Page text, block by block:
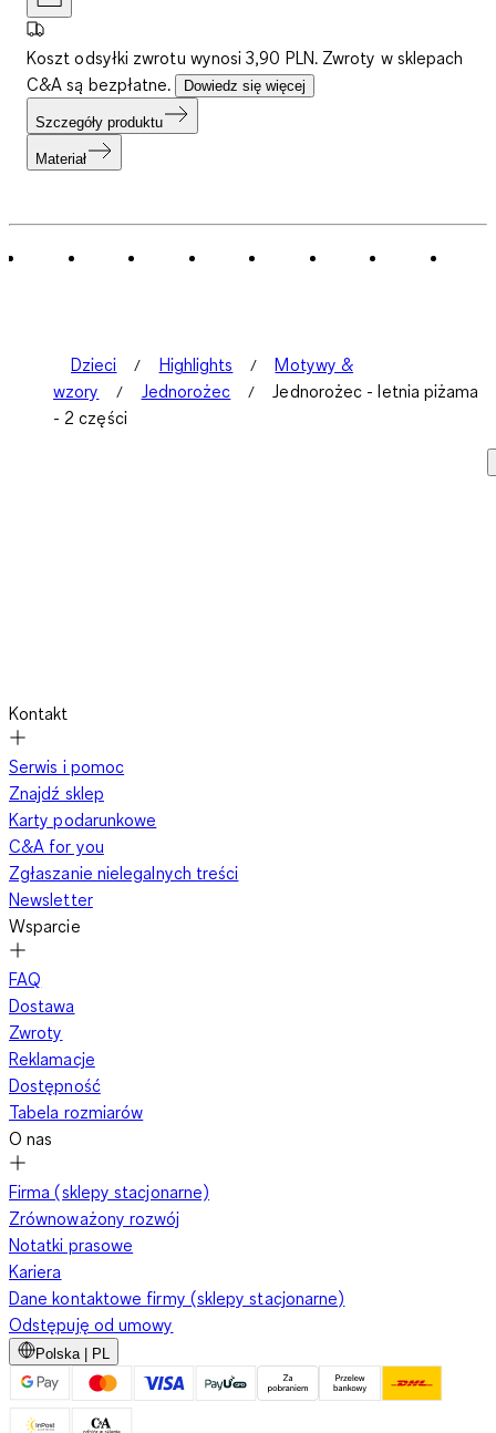
Koszt odsyłki zwrotu wynosi 3,90 PLN. Zwroty w sklepach
C&A są bezpłatne.
Dowiedz się więcej
Szczegóły produktu
Materiał
Dzieci Highlights
Motywy &
wzory
Jednorożec
Jednorożec - letnia piżama
- 2 części
Kontakt
Serwis i pomoc
Znajdź sklep
Karty podarunkowe
C&A for you
Zgłaszanie nielegalnych treści
Newsletter
Wsparcie
FAQ
Dostawa
Zwroty
Reklamacje
Dostępność
Tabela rozmiarów
O nas
Firma (sklepy stacjonarne)
Zrównoważony rozwój
Notatki prasowe
Kariera
Dane kontaktowe firmy (sklepy stacjonarne)
Odstępuję od umowy
Polska | PL